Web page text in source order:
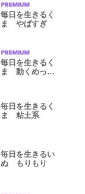
毎日を生きるく
ま やばすぎ
毎日を生きるく
ま 動くめっか
毎日を生きるく
ま 粘土系
毎日を生きるい
ぬ もりもり